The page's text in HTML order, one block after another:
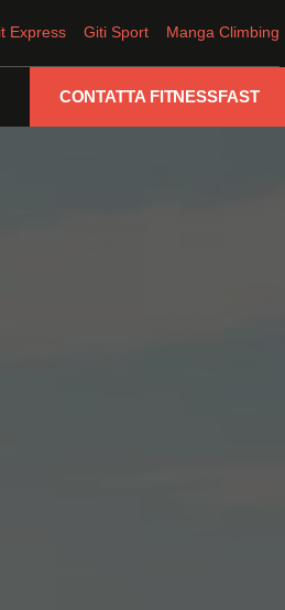
Express Giti Sport Manga Climbing
CONTATTA FITNESSFAST